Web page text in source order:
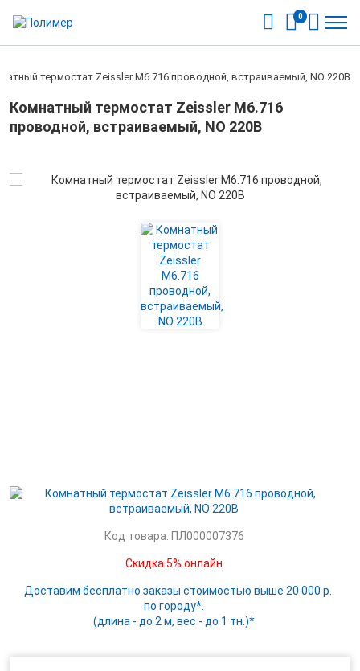
0
термостат Zeissler М6.716 проводной, встраиваемый, NO 220В
Комнатный термостат Zeissler М6.716
проводной, встраиваемый, NO 220В
Код товара: ПЛ000007376
Скидка 5% онлайн
Доставим бесплатно заказы стоимостью выше 20 000 р.
по городу*.
(длина - до 2 м, вес - до 1 тн.)*